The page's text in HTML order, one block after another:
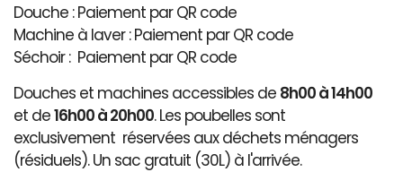
Douche : Paiement par QR code
Machine à laver : Paiement par QR code
Séchoir : Paiement par QR code
Douches et machines accessibles de 8h00 à 14h00
et de16h00 à 20h00. Les poubelles sont
exclusivement réservées aux déchets ménagers
(résiduels). Un sac gratuit (30L) à l'arrivée.